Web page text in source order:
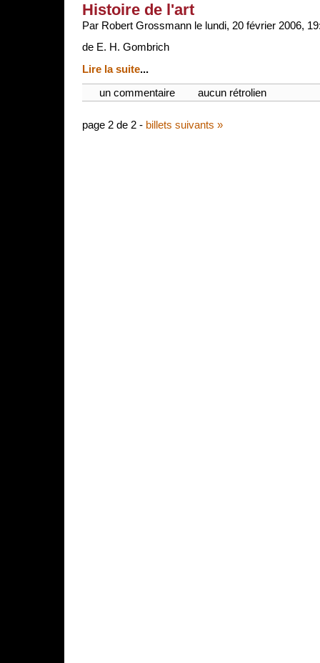
Histoire de l'art
Par Robert Grossmann le lundi, 20 février 2006,
de E. H. Gombrich
Lire la suite...
un commentaire
aucun rétrolien
page 2 de 2 - billets suivants »